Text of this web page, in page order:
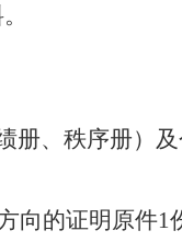
、秩序册）
向的证明原件1